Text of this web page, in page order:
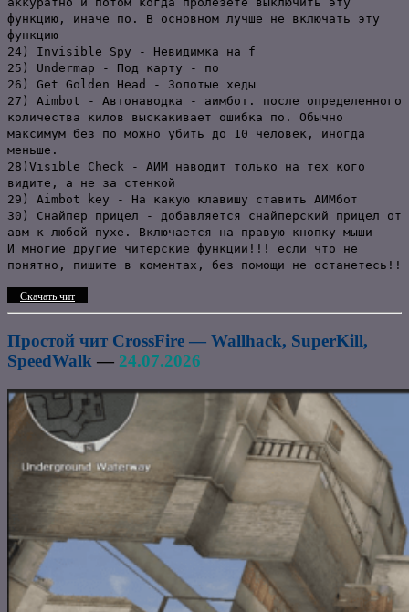
функцию, иначе по. В основном лучше не включать эту
функцию
24) Invisible Spy - Невидимка на f
25) Undermap - Под карту - по
26) Get Golden Head - Золотые хеды
27) Aimbot - Автонаводка - аимбот. после определенного
количества килов выскакивает ошибка по. Обычно
максимум без по можно убить до 10 человек, иногда
меньше.
28)Visible Check - АИМ наводит только на тех кого
видите, а не за стенкой
29) Aimbot key - На какую клавишу ставить АИМбот
30) Снайпер прицел - добавляется снайперский прицел от
авм к любой пухе. Включается на правую кнопку мыши
И многие другие читерские функции!!! если что не
понятно, пишите в коментах, без помощи не останетесь!!
Скачать чит
Простой чит CrossFire — Wallhack, SuperKill,
SpeedWalk — 24.07.2026